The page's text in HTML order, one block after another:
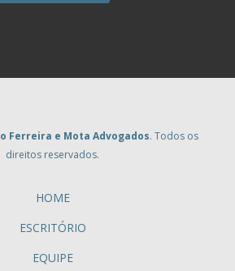
Ferreira e Mota Advogados. Todos os
direitos reservados.
HOME
ESCRITÓRIO
EQUIPE